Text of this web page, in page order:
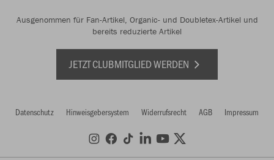
Ausgenommen für Fan-Artikel, Organic- und Doubletex-Artikel und
bereits reduzierte Artikel
JETZT CLUBMITGLIED WERDEN
Datenschutz Hinweisgebersystem Widerrufsrecht AGB Impressum